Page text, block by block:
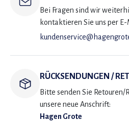
Bei Fragen sind wir
kontaktieren Sie uns per
RÜCKSENDUNGEN /
Bitte senden Sie Retouren/
unsere neue Anschrift:
Hagen Grote